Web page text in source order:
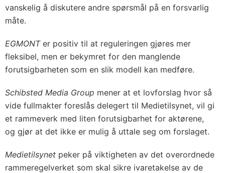
vanskelig å diskutere andre spørsmål på en forsvarlig
måte.
EGMONTer positiv til at reguleringen gjøres mer
fleksibel, men er bekymret for den manglende
forutsigbarheten som en slik modell kan medføre.
Schibsted Media Group mener at et lovforslag hvor så
vide fullmakter foreslås delegert til Medietilsynet, vil gi
et rammeverk med liten forutsigbarhet for aktørene,
og gjør at det ikke er mulig å uttale seg om forslaget.
Medietilsynet peker på viktigheten av det overordnede
rammeregelverket som skal sikre ivaretakelse av de